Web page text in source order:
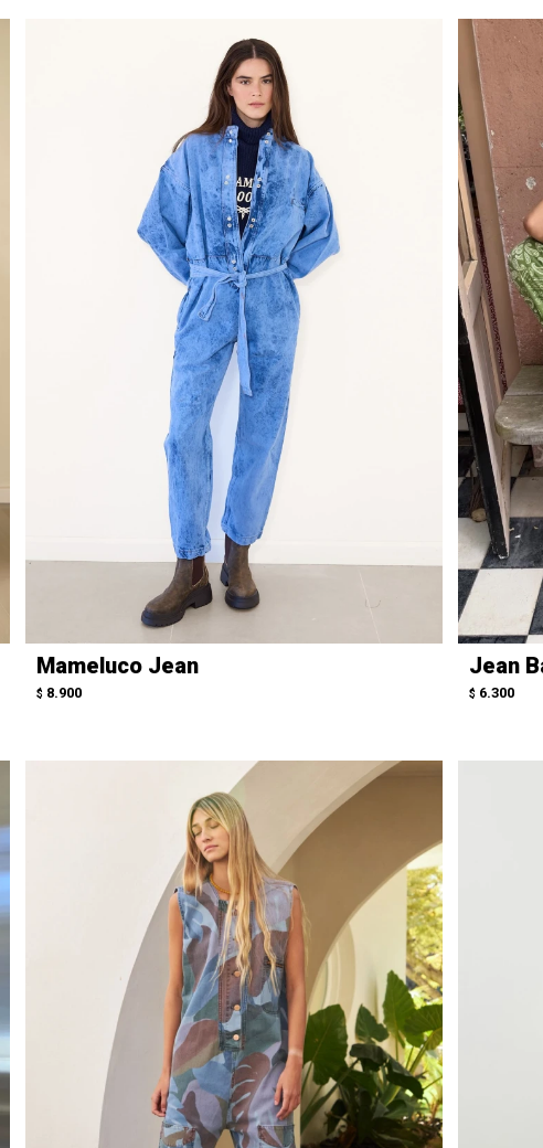
Mameluco Jean
$ 8.900
Jean
$ 6.300